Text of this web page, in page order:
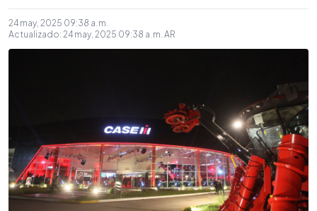
24 may, 2025 09:38 a. m.
Actualizado: 24 may, 2025 09:38 a. m. AR